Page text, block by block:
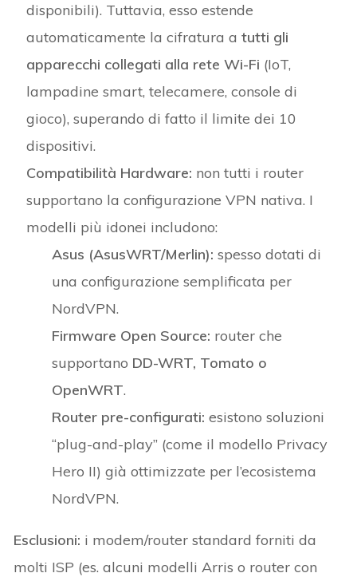
disponibili). Tuttavia, esso estende
automaticamente la cifratura atutti gli
apparecchi collegati alla rete Wi-Fi (IoT,
lampadine smart, telecamere, console di
gioco), superando di fatto il limite dei 10
dispositivi.
Compatibilità Hardware: non tutti i router
supportano la configurazione VPN nativa. I
modelli più idonei includono:
Asus (AsusWRT/Merlin): spesso dotati di
una configurazione semplificata per
NordVPN.
Firmware Open Source: router che
supportano DD-WRT, Tomato o
OpenWRT.
Router pre-configurati: esistono soluzioni
“plug-and-play” (come il modello Privacy
Hero II) già ottimizzate per l’ecosistema
NordVPN.
Esclusioni: i modem/router standard forniti da
molti ISP (es. alcuni modelli Arris o router con